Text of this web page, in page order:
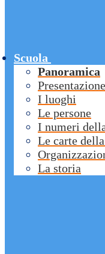
Scuola
Panoramica
Presentazione
I luoghi
Le persone
I numeri
Le carte
La storia